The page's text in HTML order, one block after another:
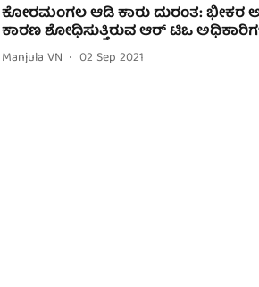
ಕೋರಮಂಗಲ ಆಡಿ ಕಾರು ದುರಂತ: ಭೀಕರ
ಕಾರಣ ಶೋಧಿಸುತ್ತಿರುವ ಆರ್ ಟಿಒ
Manjula VN 02 Sep 2021